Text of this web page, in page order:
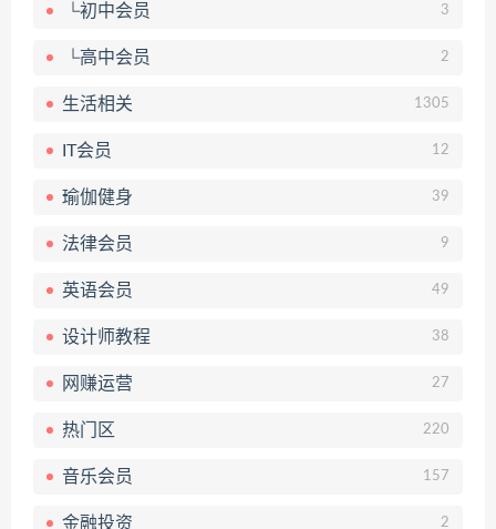
└初中会员 3
└高中会员 2
生活相关 1305
IT会员 12
瑜伽健身 39
法律会员 9
英语会员 49
设计师教程 38
网赚运营 27
热门区 220
音乐会员 157
金融投资 2